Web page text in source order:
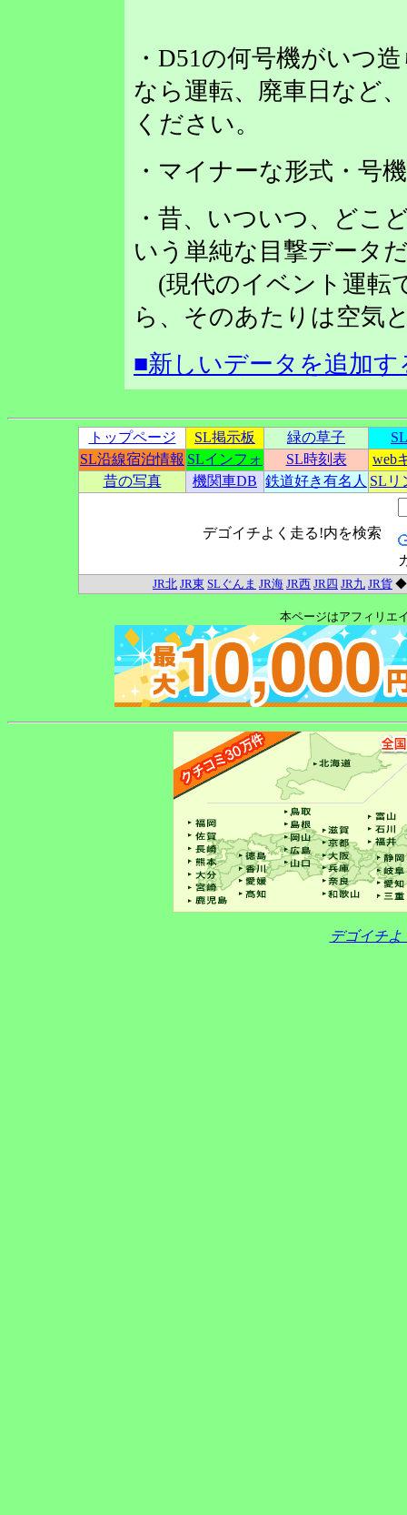
・D51の何号機がいつ
なら運転、廃車日など
ください。
・マイナーな形式・号
・昔、いついつ、どこ
いう単純な目撃データ
(現代のイベント運転
ら、そのあたりは空気
■新しいデータを追加す
トップページ SL掲示板 緑の草子
SL沿線宿泊情報 SLインフォ SL時刻表
web
昔の写真
機関車DB 鉄道好き有名人 SLリ
デゴイチよく走る!内を検索
JR北 JR東 SLぐんま JR海 JR西 JR四 JR九 JR貨
本ページはアフィリエ
デゴイチよ